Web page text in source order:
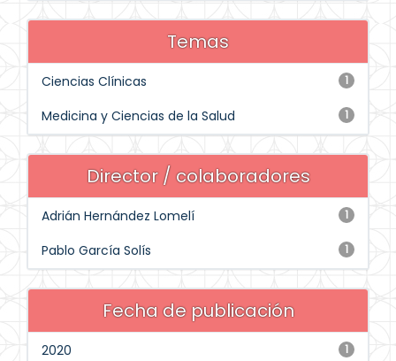
Temas
1
Ciencias Clínicas
1
Medicina y Ciencias de la Salud
Director / colaboradores
1
Adrián Hernández Lomelí
1
Pablo García Solís
Fecha de publicación
1
2020